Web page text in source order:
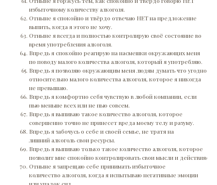
избыточному количеству алкоголя.
Отныне я спокойно и твёрдо отвечаю НЕТ на предложение
выпить, когда я этого не хочу.
Отныне я всегда и полностью контролирую своё состояние во
время употребления алкоголя.
Впредь я спокойно реагирую на насмешки окружающих меня
по поводу малого количества алкоголя, который я употребляю.
Впредь я позволяю окружающим меня людям думать что угодно
относительно малого количества алкоголя, которое я никогда
не превышаю.
Впредь я комфортно себя чувствую в любой компании, если
пью меньше всех или не пью совсем.
Впредь я выпиваю такое количество алкоголя, которое
совершенно точно не принесет вреда моему телу и разуму.
Впредь я забочусь о себе и своей семье, не тратя на
лишний алкоголь свои ресурсы.
Впредь я выпиваю только такое количество алкоголя, которое
позволит мне спокойно контролировать свои мысли и действия.
Отныне я запрещаю себе принимать избыточное
количество алкоголя, когда я испытываю негативные эмоции